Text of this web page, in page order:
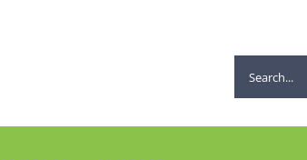
Search
for: